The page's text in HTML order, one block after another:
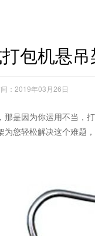
包机悬
：2019年03月26日
那是因为你运用不当，
您轻松解决这个难题